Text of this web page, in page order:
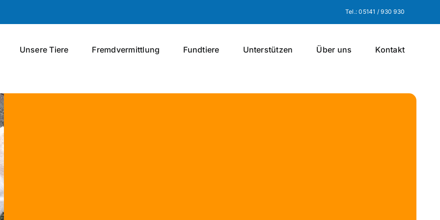
Tel.: 05141 / 930 930
Unsere Tiere Fremdvermittlung Fundtiere Unterstützen Über uns Kontakt